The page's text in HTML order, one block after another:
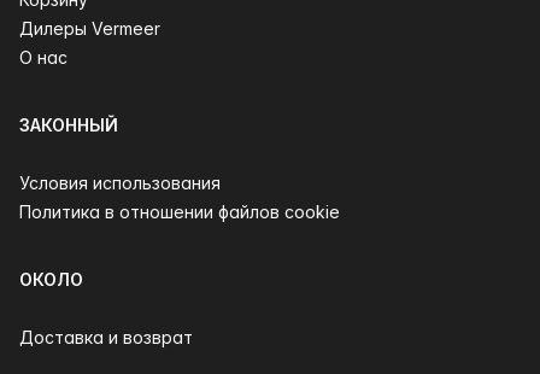
Дилеры Vermeer
О нас
ЗАКОННЫЙ
Условия использования
Политика в отношении файлов cookie
ОКОЛО
Доставка и возврат